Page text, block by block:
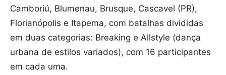
Camboriú, Blumenau, Brusque, Cascavel (PR),
Florianópolis e Itapema, com batalhas divididas
em duas categorias: Breaking e Allstyle (dança
urbana de estilos variados), com 16 participantes
em cada uma.